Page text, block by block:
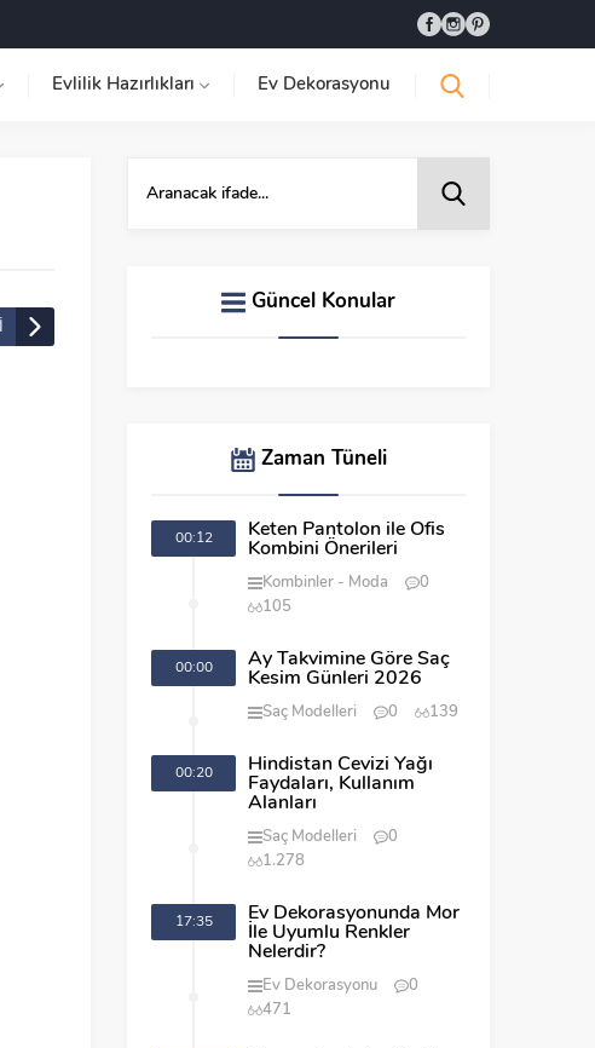
Evlilik Hazırlıkları Ev Dekorasyonu
Güncel Konular
Zaman Tüneli
00:12
Keten Pantolon ile Ofis
Kombini Önerileri
Kombinler Moda
0
105
00:00
Ay Takvimine Göre Saç
Kesim Günleri 2026
Saç Modelleri 0 139
00:20
Hindistan Cevizi Yağı
Faydaları, Kullanım
Alanları
Saç Modelleri
0
1.278
17:35
Ev Dekorasyonunda Mor
İle Uyumlu Renkler
Nelerdir?
Ev Dekorasyonu
0
471